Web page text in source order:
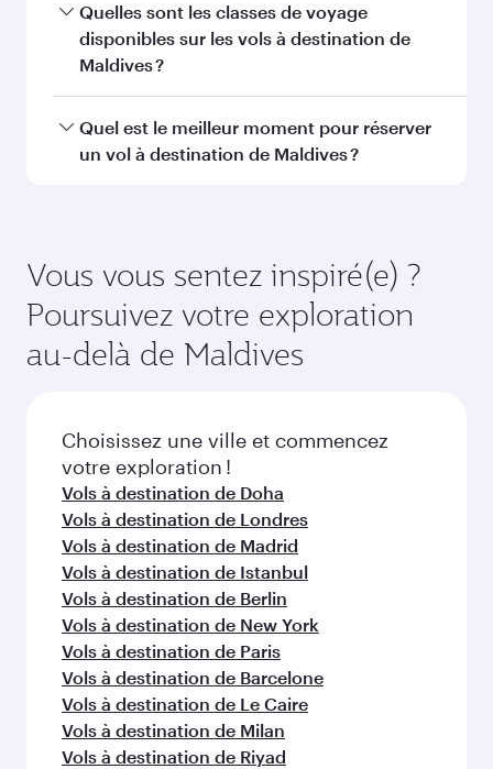
Janvier
QAR6 180
aller-retour pour un passager.
Vous aimerez peut-être aussi...
Dubaï
Économie
De QAR 1200
01 Oct 2026 - 06 Oct 2026